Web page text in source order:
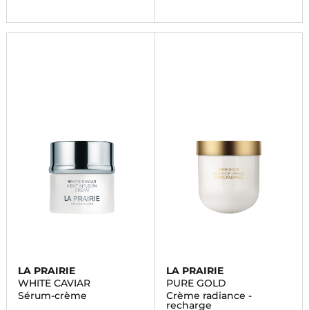
LA PRAIRIE
WHITE CAVIAR
Sérum-crème
LA PRAIRIE
PURE GOLD
Crème radiance -
recharge